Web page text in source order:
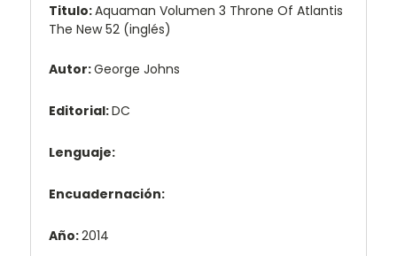
Titulo:Aquaman Volumen 3 Throne Of Atlantis
The New 52 (inglés)
Autor:George Johns
Editorial:DC
Lenguaje:
Encuadernación:
Año:2014